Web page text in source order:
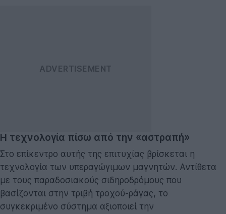
Η τεχνολογία πίσω από την «αστραπή»
Στο επίκεντρο αυτής της επιτυχίας βρίσκεται η
τεχνολογία των υπεραγώγιμων μαγνητών. Αντίθετα
με τους παραδοσιακούς σιδηροδρόμους που
βασίζονται στην τριβή τροχού-ράγας, το
συγκεκριμένο σύστημα αξιοποιεί την